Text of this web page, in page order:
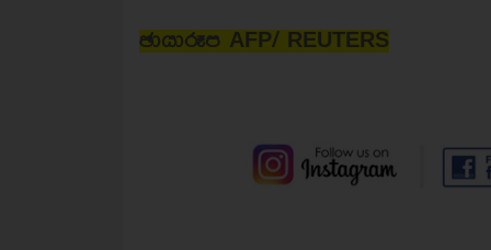
ඡායාරූප AFP/ REUTERS